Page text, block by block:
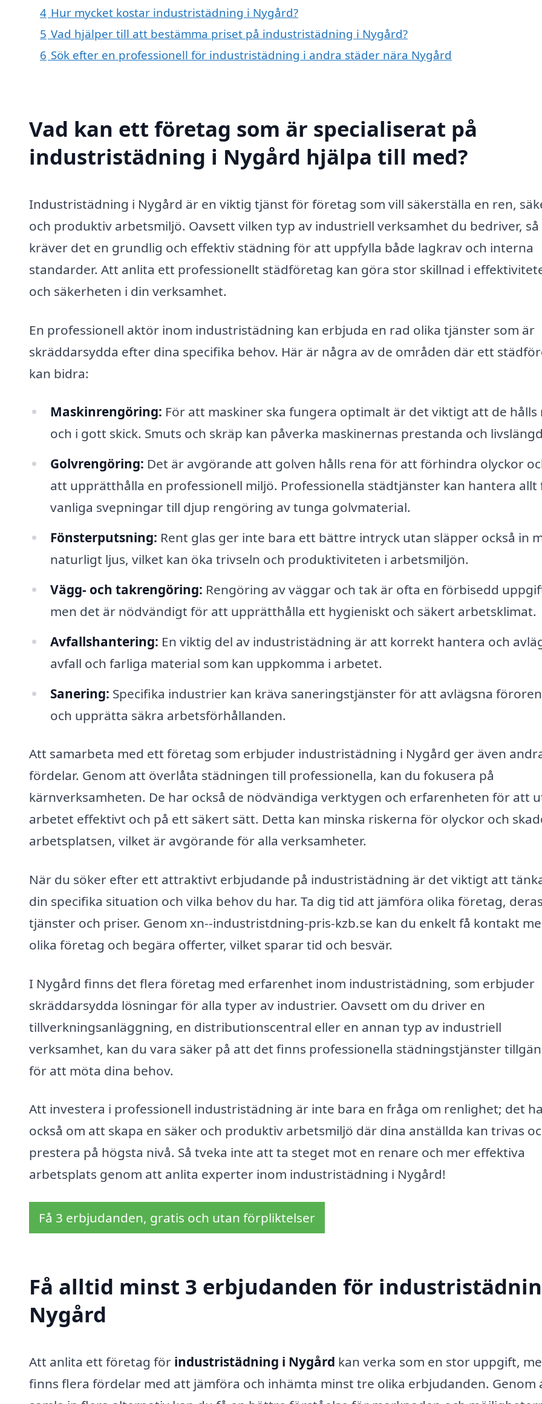
4 Hur mycket kostar industristädning i Nygård?
5 Vad hjälper till att bestämma priset på industristädning i Nygård?
6 Sök efter en professionell för industristädning i andra städer nära Nygård
Vad kan ett företag som är specialiserat på
industristädning i Nygård hjälpa till med?
Industristädning i Nygård är en viktig tjänst för företag som vill säkerställa en ren,
och produktiv arbetsmiljö. Oavsett vilken typ av industriell verksamhet du bedriver, så
kräver det en grundlig och effektiv städning för att uppfylla både lagkrav och interna
standarder. Att anlita ett professionellt städföretag kan göra stor skillnad i
och säkerheten i din verksamhet.
En professionell aktör inom industristädning kan erbjuda en rad olika tjänster som är
skräddarsydda efter dina specifika behov. Här är några av de områden där ett
kan bidra:
Maskinrengöring: För att maskiner ska fungera optimalt är det viktigt att de hålls
och i gott skick. Smuts och skräp kan påverka maskinernas prestanda och
Golvrengöring: Det är avgörande att golven hålls rena för att förhindra olyckor
att upprätthålla en professionell miljö. Professionella städtjänster kan hantera allt
vanliga svepningar till djup rengöring av tunga golvmaterial.
Fönsterputsning: Rent glas ger inte bara ett bättre intryck utan släpper också in
naturligt ljus, vilket kan öka trivseln och produktiviteten i arbetsmiljön.
Vägg- och takrengöring: Rengöring av väggar och tak är ofta en förbisedd
men det är nödvändigt för att upprätthålla ett hygieniskt och säkert arbetsklimat.
Avfallshantering: En viktig del av industristädning är att korrekt hantera och
avfall och farliga material som kan uppkomma i arbetet.
Sanering: Specifika industrier kan kräva saneringstjänster för att avlägsna
och upprätta säkra arbetsförhållanden.
Att samarbeta med ett företag som erbjuder industristädning i Nygård ger även
fördelar. Genom att överlåta städningen till professionella, kan du fokusera på
kärnverksamheten. De har också de nödvändiga verktygen och erfarenheten för att
arbetet effektivt och på ett säkert sätt. Detta kan minska riskerna för olyckor och
arbetsplatsen, vilket är avgörande för alla verksamheter.
När du söker efter ett attraktivt erbjudande på industristädning är det viktigt att
din specifika situation och vilka behov du har. Ta dig tid att jämföra olika företag, deras
tjänster och priser. Genom xn--industristdning-pris-kzb.se kan du enkelt få kontakt
olika företag och begära offerter, vilket sparar tid och besvär.
I Nygård finns det flera företag med erfarenhet inom industristädning, som erbjuder
skräddarsydda lösningar för alla typer av industrier. Oavsett om du driver en
tillverkningsanläggning, en distributionscentral eller en annan typ av industriell
verksamhet, kan du vara säker på att det finns professionella städningstjänster
för att möta dina behov.
Att investera i professionell industristädning är inte bara en fråga om renlighet; det
också om att skapa en säker och produktiv arbetsmiljö där dina anställda kan trivas
prestera på högsta nivå. Så tveka inte att ta steget mot en renare och mer effektiva
arbetsplats genom att anlita experter inom industristädning i Nygård!
Få 3 erbjudanden, gratis och utan förpliktelser
Få alltid minst 3 erbjudanden för
Nygård
Att anlita ett företag för industristädning i Nygård kan verka som en stor uppgift,
finns flera fördelar med att jämföra och inhämta minst tre olika erbjudanden. Genom